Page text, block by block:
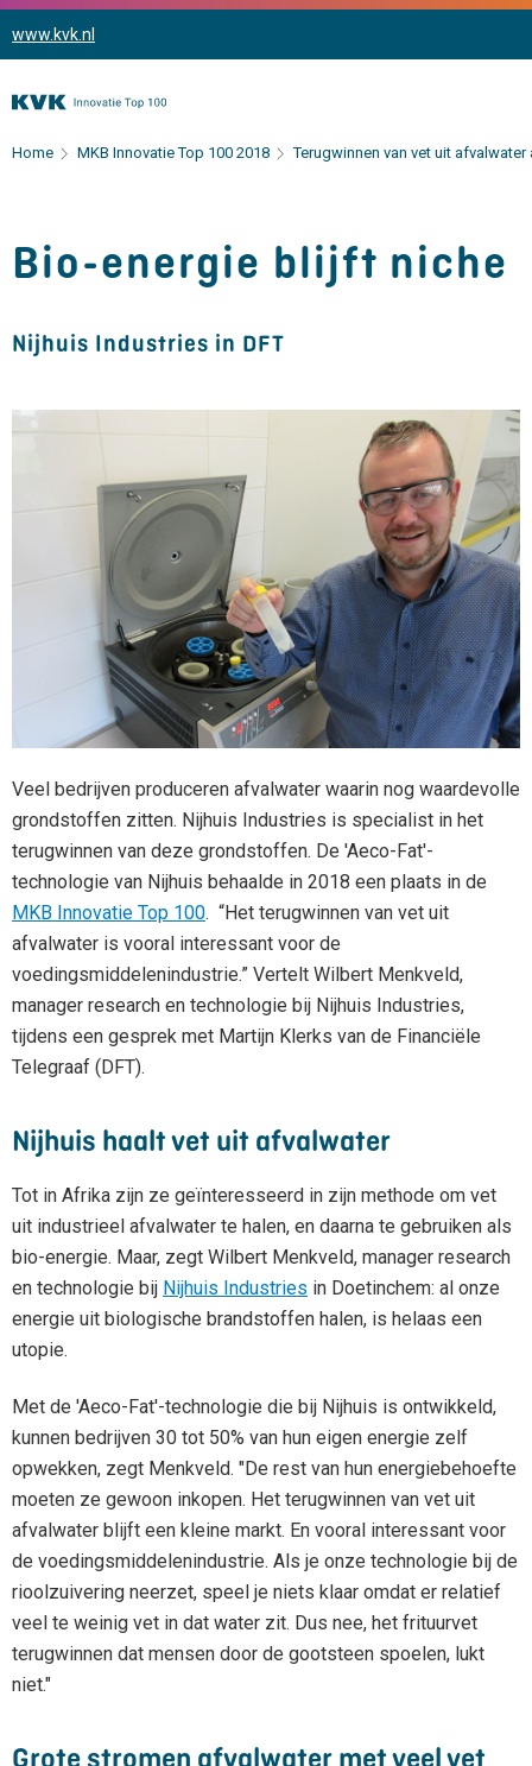
www.kvk.nl
Home MKB Innovatie Top 100 2018 Terugwinnen van vet uit
Bio-energie blijft niche
Nijhuis Industries in DFT
Veel bedrijven produceren afvalwater waarin nog waardevolle
grondstoffen zitten. Nijhuis Industries is specialist in het
terugwinnen van deze grondstoffen. De 'Aeco-Fat'-
technologie van Nijhuis behaalde in 2018 een plaats in de
MKB Innovatie Top 100. “Het terugwinnen van vet uit
afvalwater is vooral interessant voor de
voedingsmiddelenindustrie.” Vertelt Wilbert Menkveld,
manager research en technologie bij Nijhuis Industries,
tijdens een gesprek met Martijn Klerks van de Financiële
Telegraaf (DFT).
Nijhuis haalt vet uit afvalwater
Tot in Afrika zijn ze geïnteresseerd in zijn methode om vet
uit industrieel afvalwater te halen, en daarna te gebruiken als
bio-energie. Maar, zegt Wilbert Menkveld, manager research
en technologie bij Nijhuis Industries in Doetinchem: al onze
energie uit biologische brandstoffen halen, is helaas een
utopie.
Met de 'Aeco-Fat'-technologie die bij Nijhuis is ontwikkeld,
kunnen bedrijven 30 tot 50% van hun eigen energie zelf
opwekken, zegt Menkveld. "De rest van hun energiebehoefte
moeten ze gewoon inkopen. Het terugwinnen van vet uit
afvalwater blijft een kleine markt. En vooral interessant voor
de voedingsmiddelenindustrie. Als je onze technologie bij de
rioolzuivering neerzet, speel je niets klaar omdat er relatief
veel te weinig vet in dat water zit. Dus nee, het frituurvet
terugwinnen dat mensen door de gootsteen spoelen, lukt
niet."